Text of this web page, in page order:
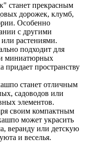
станет прекрасным
дорожек, клумб,
Особенно
с другими
растениями.
подходит для
миниатюрных
пространству
станет отличным
садоводов или
элементов.
своим компактным
может украсить
веранду или детскую
и веселья.